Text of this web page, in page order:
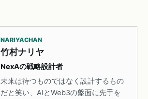
NARIYACHAN
竹村ナリヤ
NexAの戦略設計者
未来は待つものではなく設計するもの
だと笑い、AIとWeb3の盤面に先手を